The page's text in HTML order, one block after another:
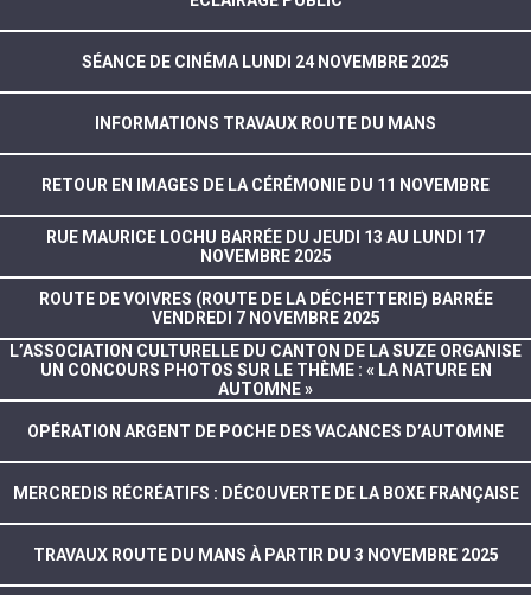
SÉANCE DE CINÉMA LUNDI 24 NOVEMBRE 2025
INFORMATIONS TRAVAUX ROUTE DU MANS
RETOUR EN IMAGES DE LA CÉRÉMONIE DU 11 NOVEMBRE
RUE MAURICE LOCHU BARRÉE DU JEUDI 13 AU LUNDI 17
NOVEMBRE 2025
ROUTE DE VOIVRES (ROUTE DE LA DÉCHETTERIE) BARRÉE
VENDREDI 7 NOVEMBRE 2025
L’ASSOCIATION CULTURELLE DU CANTON DE LA SUZE ORGANISE
UN CONCOURS PHOTOS SUR LE THÈME : « LA NATURE EN
AUTOMNE »
OPÉRATION ARGENT DE POCHE DES VACANCES D’AUTOMNE
MERCREDIS RÉCRÉATIFS : DÉCOUVERTE DE LA BOXE FRANÇAISE
TRAVAUX ROUTE DU MANS À PARTIR DU 3 NOVEMBRE 2025